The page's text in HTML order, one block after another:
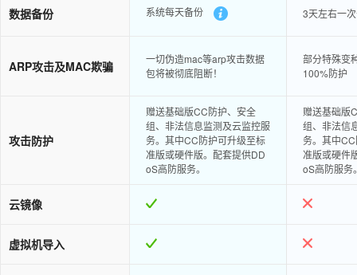
数据备份 系统每天备份 3天左右一
ARP攻击及MAC欺骗
一切伪造mac等arp攻击数据
包将被彻底阻断！
部分特殊变
100%防护
攻击防护
赠送基础版CC防护、安全
组、非法信息监测及云监控服
务。其中CC防护可升级至标
准版或硬件版。配套提供DD
oS高防服务。
赠送基础版
组、非法信
务。其中
准版或硬件
oS高防服务
云镜像
虚拟机导入